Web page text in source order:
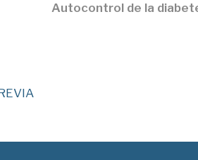
Autocontrol de la